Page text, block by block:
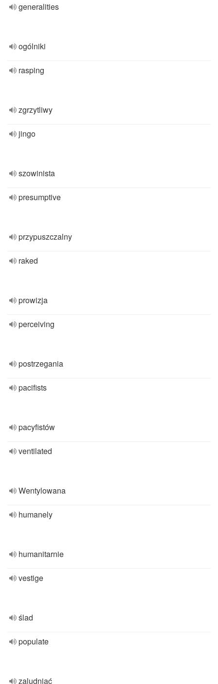
generalities
ogólniki
rasping
zgrzytliwy
jingo
szowinista
presumptive
przypuszczalny
raked
prowizja
perceiving
postrzegania
pacifists
pacyfistów
ventilated
Wentylowana
humanely
humanitarnie
vestige
ślad
populate
zaludniać